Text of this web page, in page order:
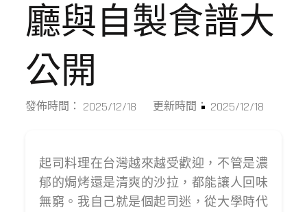
廳與自製食譜大
公開
發佈時間： 2025/12/18 更新時間： 2025/12/18
起司料理在台灣越來越受歡迎，不管是濃
郁的焗烤還是清爽的沙拉，都能讓人回味
無窮。我自己就是個起司迷，從大學時代